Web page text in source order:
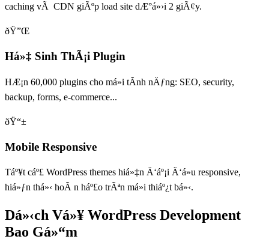
caching vÃ CDN giÃºp load site dÆ°á»›i 2 giÃ¢y.
ðŸ”Œ
Há»‡ Sinh ThÃ¡i Plugin
HÆ¡n 60,000 plugins cho má»i tÃ­nh nÄƒng: SEO, security,
backup, forms, e-commerce...
ðŸ“±
Mobile Responsive
Táº¥t cáº£ WordPress themes hiá»‡n Ä‘áº¡i Ä‘á»u responsive,
hiá»ƒn thá»‹ hoÃ n háº£o trÃªn má»i thiáº¿t bá»‹.
Dá»‹ch Vá»¥ WordPress Development
Bao Gá»“m